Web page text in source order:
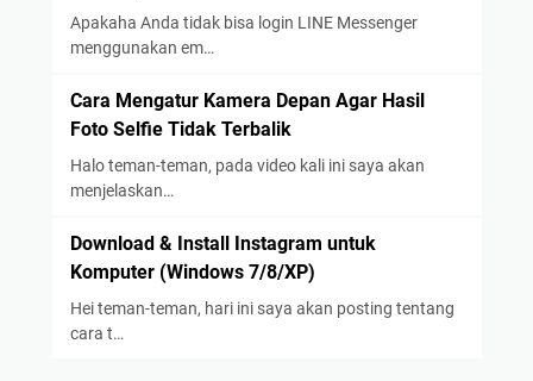
Apakaha Anda tidak bisa login LINE Messenger
menggunakan em…
Cara Mengatur Kamera Depan Agar Hasil
Foto Selfie Tidak Terbalik
Halo teman-teman, pada video kali ini saya akan
menjelaskan…
Download & Install Instagram untuk
Komputer (Windows 7/8/XP)
Hei teman-teman, hari ini saya akan posting tentang
cara t…